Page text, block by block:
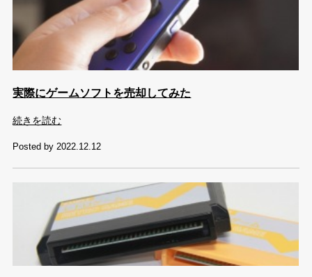
実際にゲームソフトを売却してみた
続きを読む
Posted by 2022.12.12